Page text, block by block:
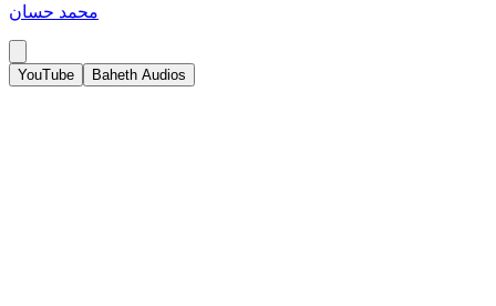
محمد حسان
YouTube Baheth Audios